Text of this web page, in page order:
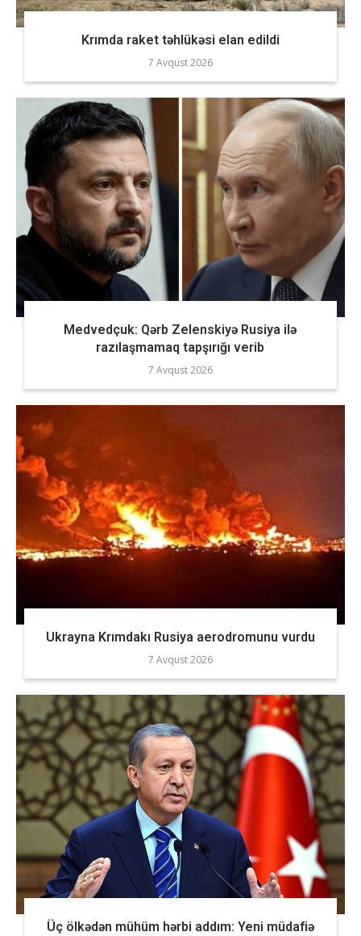
Krımda raket təhlükəsi elan edildi
7 Avqust 2026
Medvedçuk: Qərb Zelenskiyə Rusiya ilə
razılaşmamaq tapşırığı verib
7 Avqust 2026
Ukrayna Krımdakı Rusiya aerodromunu vurdu
7 Avqust 2026
Üç ölkədən mühüm hərbi addım: Yeni müdafiə